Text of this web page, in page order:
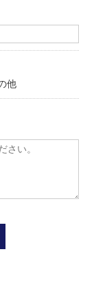
他